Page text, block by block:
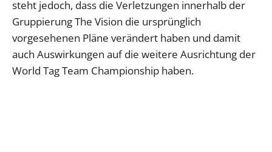
steht jedoch, dass die Verletzungen innerhalb der
Gruppierung The Vision die ursprünglich
vorgesehenen Pläne verändert haben und damit
auch Auswirkungen auf die weitere Ausrichtung der
World Tag Team Championship haben.